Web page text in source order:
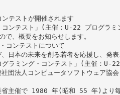
テストが開催されます
コンテスト」(主催：U-22 プログラミ
、概要をお知らせします。
コンテストについて
日本の未来を創る若者を応援し、発
ラミング・コンテスト」(主催：U-
団法人コンピュータソフトウェア協
省主催で 1980 年(昭和 55 年)より毎